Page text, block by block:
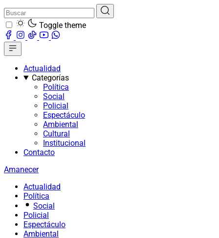
Toggle theme
Actualidad
Categorías
Política
Social
Policial
Espectáculo
Ambiental
Cultural
Institucional
Contacto
Amanecer
Actualidad
Política
Social
Policial
Espectáculo
Ambiental